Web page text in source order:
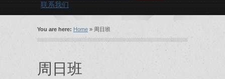
联系我们
You are here
You are here: Home » 周日班
周日班